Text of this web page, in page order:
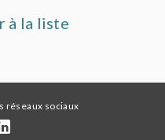
à la liste
réseaux sociaux